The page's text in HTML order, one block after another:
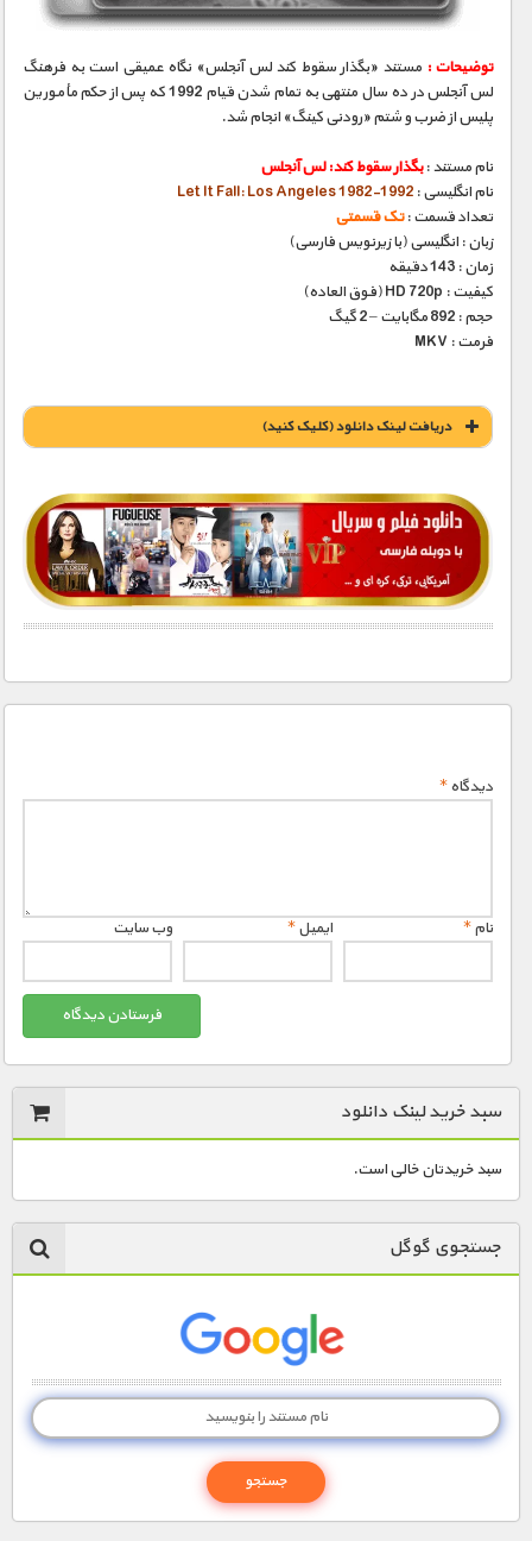
توضیحات : مستند «بگذار سقوط کند لس آنجلس» نگاه عمیقی است به فرهنگ
لس آنجلس در ده سال منتهی به تمام شدن قیام 1992 که پس از حکم مأمورین
پلیس از ضرب و شتم «رودنی کینگ» انجام شد.
نام مستند :بگذار سقوط کند: لس آنجلس
نام انگلیسی : Let It Fall: Los Angeles 1982-1992
تعداد قسمت :تک قسمتی
زبان : انگلیسی (با زیرنویس فارسی)
زمان : 143 دقیقه
کیفیت : HD 720p (فوق العاده)
حجم : 892 مگابایت – 2 گیگ
فرمت : MKV
دریافت لينک دانلود (کليک کنيد)
1900 تومان – خريد لينک دانلود (افزودن به سبد خريد)
دیدگاه*
نام* ایمیل* وب‌ سایت
سبد خرید لینک دانلود
سبد خریدتان خالی است.
جستجوی گوگل